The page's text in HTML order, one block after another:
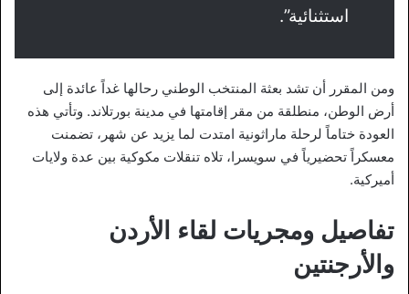
استثنائية”.
ومن المقرر أن تشد بعثة المنتخب الوطني رحالها غداً عائدة إلى
أرض الوطن، منطلقة من مقر إقامتها في مدينة بورتلاند. وتأتي هذه
العودة ختاماً لرحلة ماراثونية امتدت لما يزيد عن شهر، تضمنت
معسكراً تحضيرياً في سويسرا، تلاه تنقلات مكوكية بين عدة ولايات
أميركية.
تفاصيل ومجريات لقاء الأردن
والأرجنتين